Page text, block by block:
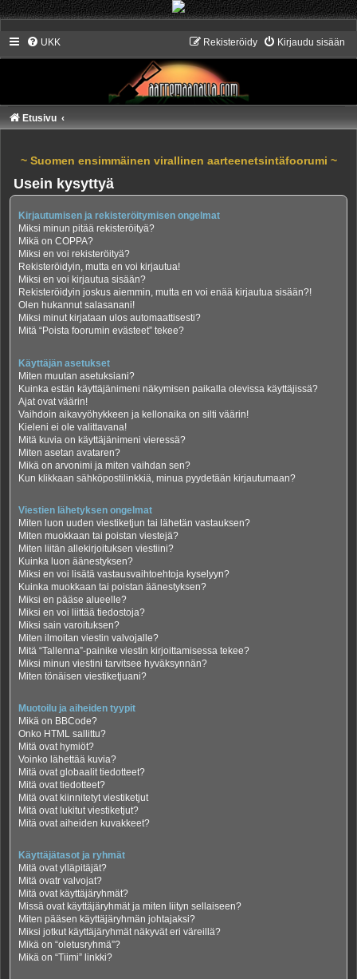
UKK Kirjaudu sisään
Rekisteröidy
Etusivu
~ Suomen ensimmäinen virallinen aarteenetsintäfoorumi ~
Usein kysyttyä
Kirjautumisen ja rekisteröitymisen ongelmat
Miksi minun pitää rekisteröityä?
Mikä on COPPA?
Miksi en voi rekisteröityä?
Rekisteröidyin, mutta en voi kirjautua!
Miksi en voi kirjautua sisään?
Rekisteröidyin joskus aiemmin, mutta en voi enää kirjautua sisään?!
Olen hukannut salasanani!
Miksi minut kirjataan ulos automaattisesti?
Mitä “Poista foorumin evästeet” tekee?
Käyttäjän asetukset
Miten muutan asetuksiani?
Kuinka estän käyttäjänimeni näkymisen paikalla olevissa käyttäjissä?
Ajat ovat väärin!
Vaihdoin aikavyöhykkeen ja kellonaika on silti väärin!
Kieleni ei ole valittavana!
Mitä kuvia on käyttäjänimeni vieressä?
Miten asetan avataren?
Mikä on arvonimi ja miten vaihdan sen?
Kun klikkaan sähköpostilinkkiä, minua pyydetään kirjautumaan?
Viestien lähetyksen ongelmat
Miten luon uuden viestiketjun tai lähetän vastauksen?
Miten muokkaan tai poistan viestejä?
Miten liitän allekirjoituksen viestiini?
Kuinka luon äänestyksen?
Miksi en voi lisätä vastausvaihtoehtoja kyselyyn?
Kuinka muokkaan tai poistan äänestyksen?
Miksi en pääse alueelle?
Miksi en voi liittää tiedostoja?
Miksi sain varoituksen?
Miten ilmoitan viestin valvojalle?
Mitä “Tallenna”-painike viestin kirjoittamisessa tekee?
Miksi minun viestini tarvitsee hyväksynnän?
Miten tönäisen viestiketjuani?
Muotoilu ja aiheiden tyypit
Mikä on BBCode?
Onko HTML sallittu?
Mitä ovat hymiöt?
Voinko lähettää kuvia?
Mitä ovat globaalit tiedotteet?
Mitä ovat tiedotteet?
Mitä ovat kiinnitetyt viestiketjut
Mitä ovat lukitut viestiketjut?
Mitä ovat aiheiden kuvakkeet?
Käyttäjätasot ja ryhmät
Mitä ovat ylläpitäjät?
Mitä ovatr valvojat?
Mitä ovat käyttäjäryhmät?
Missä ovat käyttäjäryhmät ja miten liityn sellaiseen?
Miten pääsen käyttäjäryhmän johtajaksi?
Miksi jotkut käyttäjäryhmät näkyvät eri väreillä?
Mikä on “oletusryhmä”?
Mikä on “Tiimi” linkki?